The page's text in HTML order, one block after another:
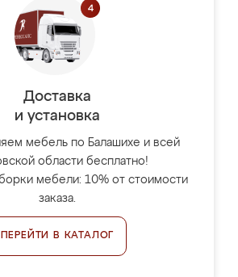
Доставка
и установка
мебель по Балашихе и всей
области бесплатно!
мебели: 10% от стоимости
заказа.
ПЕРЕЙТИ В КАТАЛОГ